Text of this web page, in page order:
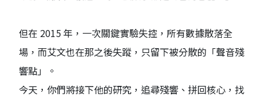
但在 2015 年，一次關鍵實驗失控，所有數據散落全
場，而艾文也在那之後失蹤，只留下被分散的「聲音殘
響點」。
今天，你們將接下他的研究，追尋殘響、拼回核心，找